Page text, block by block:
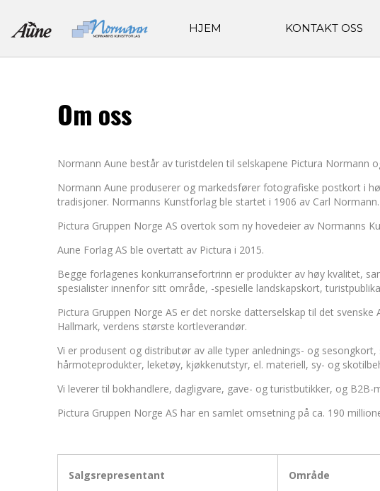
HJEM KONTAKT OSS
Om oss
Normann Aune består av turistdelen til selskapene Pictura Normann
Normann Aune produserer og markedsfører fotografiske postkort i
tradisjoner. Normanns Kunstforlag ble startet i 1906 av Carl
Pictura Gruppen Norge AS overtok som ny hovedeier av Normanns
Aune Forlag AS ble overtatt av Pictura i 2015.
Begge forlagenes konkurransefortrinn er produkter av høy kvalitet,
spesialister innenfor sitt område, -spesielle landskapskort,
Pictura Gruppen Norge AS er det norske datterselskap til det
Hallmark, verdens største kortleverandør.
Vi er produsent og distributør av alle typer anlednings- og
hårmoteprodukter, leketøy, kjøkkenutstyr, el. materiell, sy- og
Vi leverer til bokhandlere, dagligvare, gave- og turistbutikker, og B2B-
Pictura Gruppen Norge AS har en samlet omsetning på ca. 190
Salgsrepresentant Område